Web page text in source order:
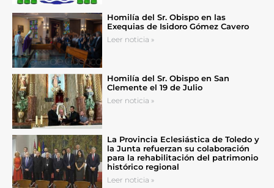
Homilía del Sr. Obispo en las
Exequias de Isidoro Gómez Cavero
Leer noticia »
Homilía del Sr. Obispo en San
Clemente el 19 de Julio
Leer noticia »
La Provincia Eclesiástica de Toledo y
la Junta refuerzan su colaboración
para la rehabilitación del patrimonio
histórico regional
Leer noticia »